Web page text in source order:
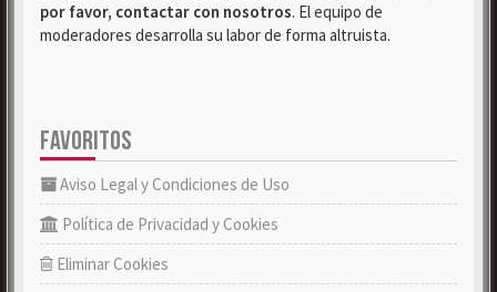
por favor, contactar con nosotros. El equipo de
moderadores desarrolla su labor de forma altruista.
FAVORITOS
Aviso Legal y Condiciones de Uso
Política de Privacidad y Cookies
Eliminar Cookies